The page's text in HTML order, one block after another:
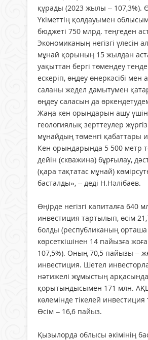
құрады (2023 жылы – 107,3%).
Үкіметтің қолдауымен
бюджеті 750 млрд. теңгеден
Экономиканың негізгі үлесін
мұнай қорының 15 жылдан
уақыттан бергі төмендеу
ескеріп, өңдеу өнеркәсібі мен
саланы жедел дамытумен
өңдеу саласын да
Жаңа кен орындарын ашу үшін
геологиялық зерттеулер
мұнайдың төменгі қабаттары
Кен орындарында 5 500 метр
дейін (скважина) бұрғылау,
(қара тақтатас мұнай)
басталды», – деді Н.Нәлібаев.
Өңірде негізгі капиталға 640
инвестиция тартылып, өсім
болды (республиканың орташа
көрсеткішінен 14 пайызға
107,5%). Оның 70,5 пайызы –
инвестиция. Шетел
нәтижелі жұмыстың
қорытындысымен 171 млн.
көлемінде тікелей
Өсім – 16,6 пайыз.
Қызылорда облысы әкімінің